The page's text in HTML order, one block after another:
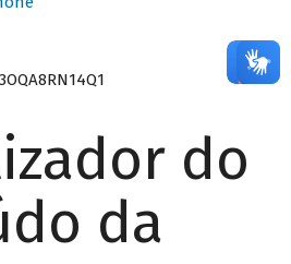
do
da